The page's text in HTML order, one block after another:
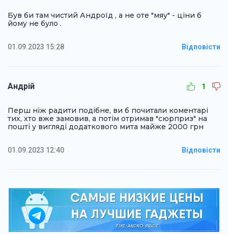
Був би там чистий Андроїд , а не оте "мяу" - ціни б
йому не було .
01.09.2023 15:28 Відповісти
Андрій 1
Перш ніж радити подібне, ви б почитали коментарі
тих, хто вже замовив, а потім отримав "сюрприз" на
пошті у вигляді додаткового мита майже 2000 грн
01.09.2023 12:40 Відповісти